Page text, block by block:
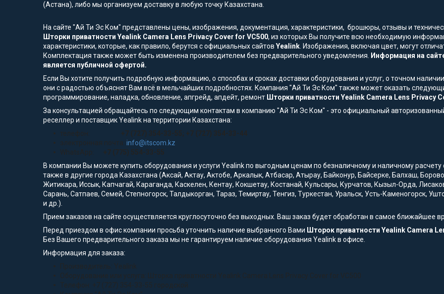
(Астана), либо мы организуем доставку в любую точку Казахстана.
На сайте "Ай Ти Эс Ком" представлены цены, изображения, документация, характеристики, брошюры, отзывы и
Шторки приватности Yealink Camera Lens Privacy Cover for VC500, из которых Вы получите всю необходимую
характеристики, которые, как правило, берутся с официальных сайтов Yealink. Изображения, включая цвет, могут
Комплектация также может быть изменена производителем без предварительного уведомления. Информация на
является публичной офертой.
Если Вы хотите получить подробную информацию, о способах и сроках доставки оборудования и услуг, о точном
они с радостью объяснят Вам всё в мельчайших подробностях. Компания "Ай Ти Эс Ком" также может оказать
программирование, наладка, обновление, апгрейд, апдейт, ремонт Шторки приватности Yealink Camera Lens Privacy
За консультацией обращайтесь по следующим контактам в компанию "Ай Ти Эс Ком" - это официальный
реселлер и поставщик Yealink на территории Казахстана:
телефон:
+7 (727) 354-33-55; +7 (727) 354-33-44
электронная почта: info@itscom.kz
WhatsApp: +7 (775) 554-33-55
В компании Вы можете купить оборудования и услуги Yealink по выгодным ценам по безналичному и наличному расчету
также в другие города Казахстана (Аксай, Актау, Актобе, Аркалык, Атбасар, Атырау, Байконур, Байсерке, Балхаш,
Житикара, Иссык, Капчагай, Караганда, Каскелен, Кентау, Кокшетау, Костанай, Кульсары, Курчатов, Кызыл-Орда,
Сарань, Сатпаев, Семей, Степногорск, Талдыкорган, Тараз, Темиртау, Тенгиз, Туркестан, Уральск, Усть-Каменогорск,
и др.).
Прием заказов на сайте осуществляется круглосуточно без выходных. Ваш заказ будет обработан в самое ближайшее
Перед приездом в офис компании просьба уточнить наличие выбранного Вами Шторок приватности Yealink Camera
Без Вашего предварительного заказа мы не гарантируем наличие оборудования Yealink в офисе.
Информация для заказа:
Производитель: Yealink
Оборудование или услуга: Шторка приватности Yealink Camera Lens Privacy Cover for VC500
Телефон: +7 (727) 354-33-55 городской